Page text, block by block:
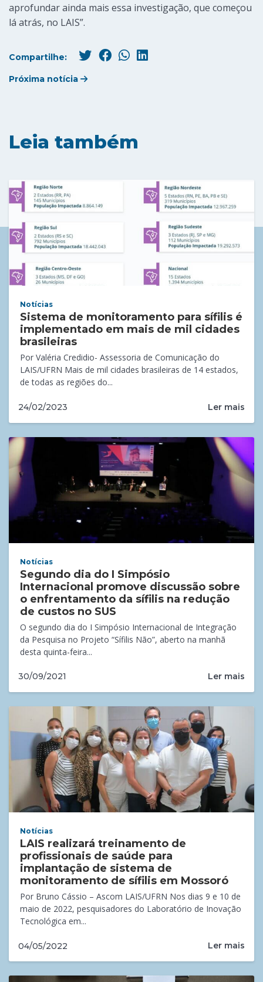
aprofundar ainda mais essa investigação, que começou
lá atrás, no LAIS”.
Compartilhe:
Próxima notícia
Leia também
Notícias
Sistema de monitoramento para sífilis é
implementado em mais de mil cidades
brasileiras
Por Valéria Credidio- Assessoria de Comunicação do
LAIS/UFRN Mais de mil cidades brasileiras de 14 estados,
de todas as regiões do...
24/02/2023 Ler mais
Notícias
Segundo dia do I Simpósio
Internacional promove discussão sobre
o enfrentamento da sífilis na redução
de custos no SUS
O segundo dia do I Simpósio Internacional de Integração
da Pesquisa no Projeto “Sífilis Não”, aberto na manhã
desta quinta-feira...
30/09/2021 Ler mais
Notícias
LAIS realizará treinamento de
profissionais de saúde para
implantação de sistema de
monitoramento de sífilis em Mossoró
Por Bruno Cássio – Ascom LAIS/UFRN Nos dias 9 e 10 de
maio de 2022, pesquisadores do Laboratório de Inovação
Tecnológica em...
04/05/2022 Ler mais